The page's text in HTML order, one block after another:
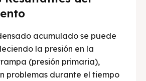
acumulado se puede
la presión en la
(presión primaria),
problemas durante el tiempo